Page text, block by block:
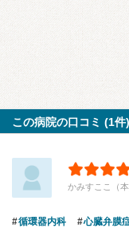
この病院の口コミ (1件)
かみすここ（
循環器内科 心臓弁膜